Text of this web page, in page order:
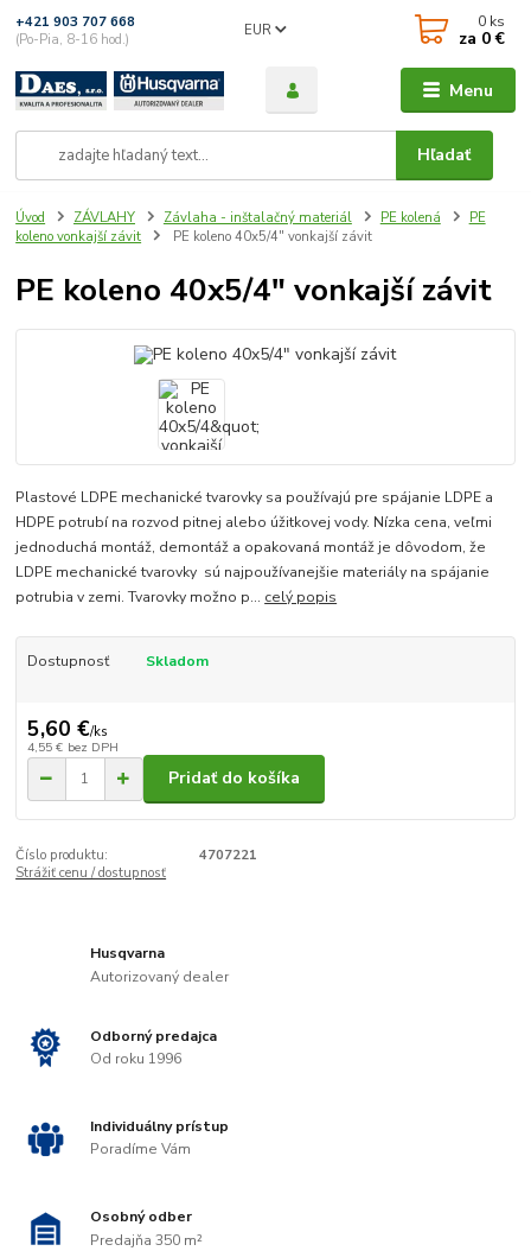
Menu
EUR
Hľadať
+421 903 707 668
(Po-Pia, 8-16 hod.)
0 ks
za 0 €
Úvod ZÁVLAHY Závlaha - inštalačný materiál PE kolená
PE
koleno vonkajší závit
PE koleno 40x5/4" vonkajší závit
PE koleno 40x5/4" vonkajší závit
Plastové LDPE mechanické tvarovky sa používajú pre spájanie LDPE a
HDPE potrubí na rozvod pitnej alebo úžitkovej vody. Nízka cena, veľmi
jednoduchá montáž, demontáž a opakovaná montáž je dôvodom, že
LDPE mechanické tvarovky sú najpoužívanejšie materiály na spájanie
potrubia v zemi. Tvarovky možno p... celý popis
Dostupnosť Skladom
5,60 €/ks
4,55 € bez DPH
Pridať do košíka
Číslo produktu:
4707221
Strážiť cenu / dostupnosť
Husqvarna
Autorizovaný dealer
Odborný predajca
Od roku 1996
Individuálny prístup
Poradíme Vám
Osobný odber
Predajňa 350 m²